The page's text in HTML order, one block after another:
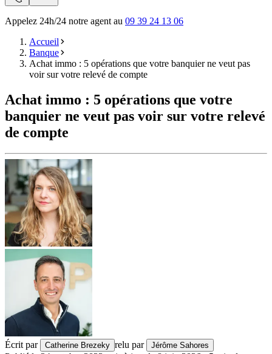
Appelez 24h/24 notre agent au 09 39 24 13 06
Accueil
Banque
Achat immo : 5 opérations que votre banquier ne veut pas
voir sur votre relevé de compte
Achat immo : 5 opérations que votre
banquier ne veut pas voir sur votre relevé
de compte
Écrit par Catherine Brezeky relu par Jérôme Sahores